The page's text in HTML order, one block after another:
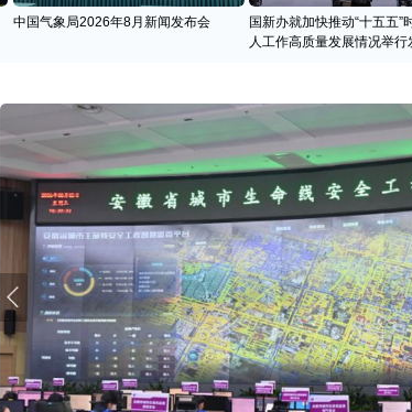
中国气象局2026年8月新闻发布会
国新办就加快推动“十五五”
人工作高质量发展情况举行